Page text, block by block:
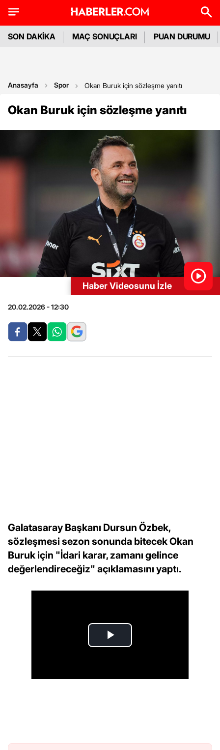
SON DAKİKA MAÇ SONUÇLARI PUAN DURUMU
Anasayfa Spor Okan Buruk için sözleşme yanıtı
Okan Buruk için sözleşme yanıtı
Haber Videosunu İzle
20.02.2026 - 12:30
Galatasaray Başkanı Dursun Özbek,
sözleşmesi sezon sonunda bitecek Okan
Buruk için "İdari karar, zamanı gelince
değerlendireceğiz" açıklamasını yaptı.